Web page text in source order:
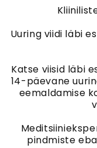
Uuring viidi läbi
Katse viisid läbi
14-päevane
eemaldamise
pindmiste